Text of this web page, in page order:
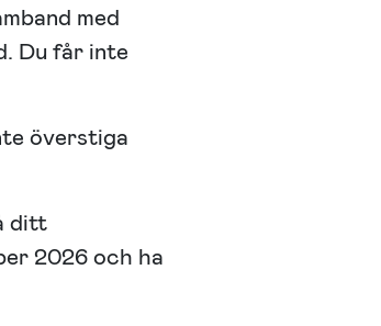
med
Du får inte
överstiga
ditt
2026 och ha